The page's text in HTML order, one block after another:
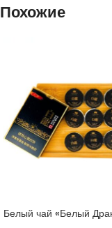
10мин.
Классический
жаропрочная посуда
Похожие
Белый чай «Белый